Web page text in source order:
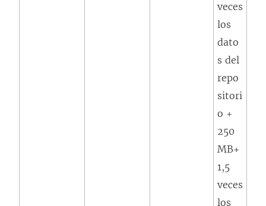
veces
los
dato
s del
repo
sitori
o +
250
MB+
1,5
veces
los